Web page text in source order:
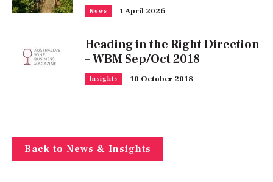
News 1 April 2026
Heading in the Right Direction
– WBM Sep/Oct 2018
Insights 10 October 2018
Back to News & Insights